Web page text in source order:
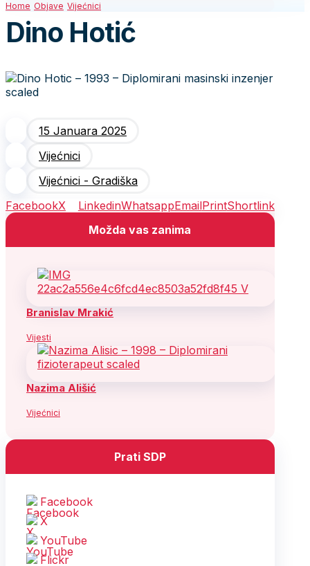
Home Objave Vijećnici
Dino Hotić
15 Januara 2025
Vijećnici
Vijećnici - Gradiška
FacebookX LinkedinWhatsappEmailPrintShortlink
Možda vas zanima
Branislav Mrakić
Vijesti
Nazima Ališić
Vijećnici
Prati SDP
Facebook
X
YouTube
Flickr